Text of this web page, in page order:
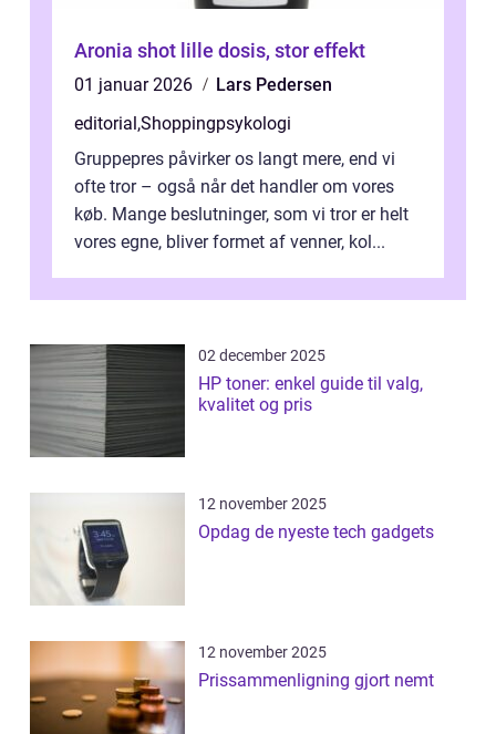
Aronia shot lille dosis, stor effekt
01 januar 2026
Lars Pedersen
editorial,Shoppingpsykologi
Gruppepres påvirker os langt mere, end vi
ofte tror – også når det handler om vores
køb. Mange beslutninger, som vi tror er helt
vores egne, bliver formet af venner, kol...
02 december 2025
HP toner: enkel guide til valg,
kvalitet og pris
12 november 2025
Opdag de nyeste tech gadgets
12 november 2025
Prissammenligning gjort nemt